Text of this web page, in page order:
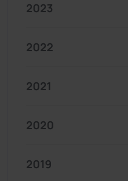
2023
2022
2021
2020
2019